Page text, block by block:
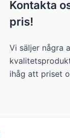
Kontakta
pris!
Vi säljer några
ihåg att priset